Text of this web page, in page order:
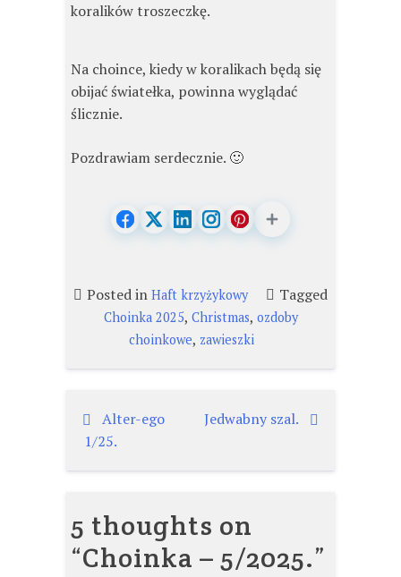
koralików troszeczkę.
Na choince, kiedy w koralikach będą się
obijać światełka, powinna wyglądać
ślicznie.
Pozdrawiam serdecznie. 🙂
Posted in Haft krzyżykowy Tagged
Choinka 2025, Christmas, ozdoby
choinkowe, zawieszki
Nawigacja
wpisu
Alter-ego
1/25.
Jedwabny szal.
5 thoughts on
“Choinka – 5/2025.”